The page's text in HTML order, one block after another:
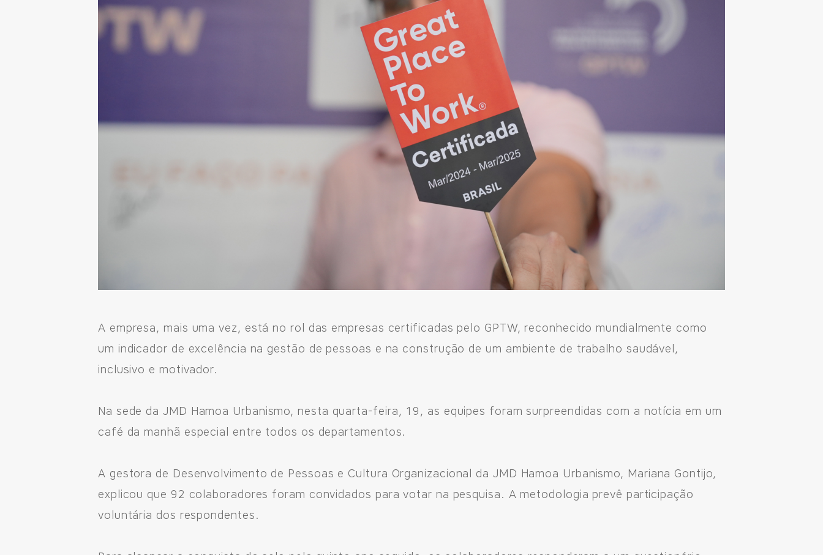
A empresa, mais uma vez, está no rol das empresas certificadas pelo GPTW, reconhecido mundialmente como
um indicador de excelência na gestão de pessoas e na construção de um ambiente de trabalho saudável,
inclusivo e motivador.
Na sede da JMD Hamoa Urbanismo, nesta quarta-feira, 19, as equipes foram surpreendidas com a notícia em um
café da manhã especial entre todos os departamentos.
A gestora de Desenvolvimento de Pessoas e Cultura Organizacional da JMD Hamoa Urbanismo, Mariana Gontijo,
explicou que 92 colaboradores foram convidados para votar na pesquisa. A metodologia prevê participação
voluntária dos respondentes.